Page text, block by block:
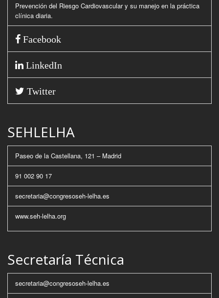
Prevención del Riesgo Cardiovascular y su manejo en la práctica
clínica diaria.
Facebook
LinkedIn
Twitter
SEHLELHA
Paseo de la Castellana, 121 – Madrid
91 002 90 17
secretaria@congresoseh-lelha.es
www.seh-lelha.org
Secretaría Técnica
secretaria@congresoseh-lelha.es